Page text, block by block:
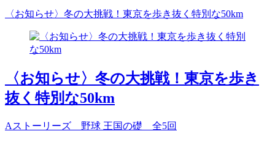
〈お知らせ〉冬の大挑戦！東京を歩き抜く特別な50km
〈お知らせ〉冬の大挑戦！東京を歩き
抜く特別な50km
Aストーリーズ 野球 王国の礎 全5回